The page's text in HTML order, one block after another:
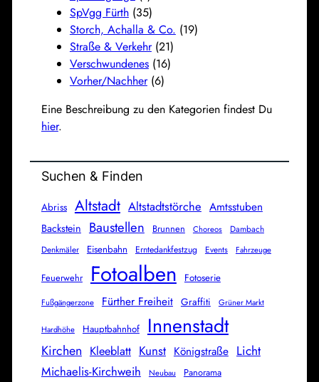
SpVgg Fürth(35)
Storch, Achalla & Co. (19)
Straße & Verkehr(21)
Verschwundenes(16)
Vorher/Nachher(6)
Eine Beschreibung zu den Kategorien findest Du
hier.
Suchen & Finden
Abriss Altstadt Altstadtstörche Amtsstuben
Backstein Baustellen Brunnen Choreos
Dambach
Denkmäler
Eisenbahn Erntedankfestzug Events Fahrzeuge
Feuerwehr Fotoalben Fotoserie
Fußgängerzone Fürther Freiheit Graffiti Grüner Markt
Hardhöhe Hauptbahnhof Innenstadt
Kirchen Kleeblatt Kunst Königstraße Licht
Michaelis-Kirchweih Neubau Panorama